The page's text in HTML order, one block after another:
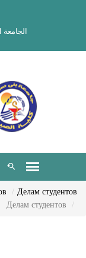
الجامعة
Делам студентов
Делам студентов